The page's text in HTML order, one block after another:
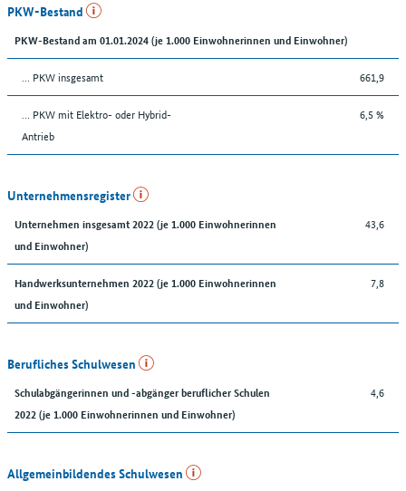
PKW-Bestand
PKW-Bestand am 01.01.2024 (je 1.000 Einwohnerinnen und Einwohner)
… PKW insgesamt 661,9
… PKW mit Elektro- oder Hybrid-
Antrieb
6,5 %
Unternehmensregister
Unternehmen insgesamt 2022 (je 1.000 Einwohnerinnen
und Einwohner)
43,6
Handwerksunternehmen 2022 (je 1.000 Einwohnerinnen
und Einwohner)
7,8
Berufliches Schulwesen
Schulabgängerinnen und -abgänger beruflicher Schulen
2022 (je 1.000 Einwohnerinnen und Einwohner)
4,6
Allgemeinbildendes Schulwesen